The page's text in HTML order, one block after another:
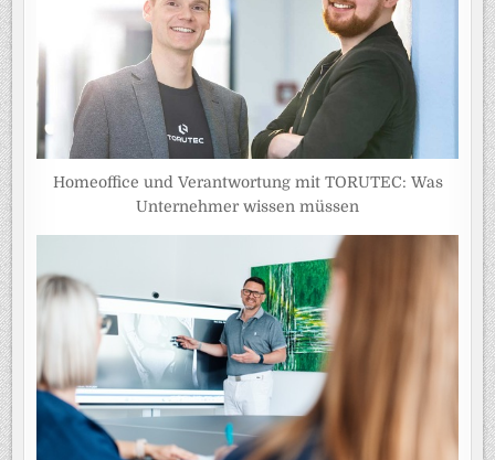
Homeoffice und Verantwortung mit TORUTEC: Was
Unternehmer wissen müssen